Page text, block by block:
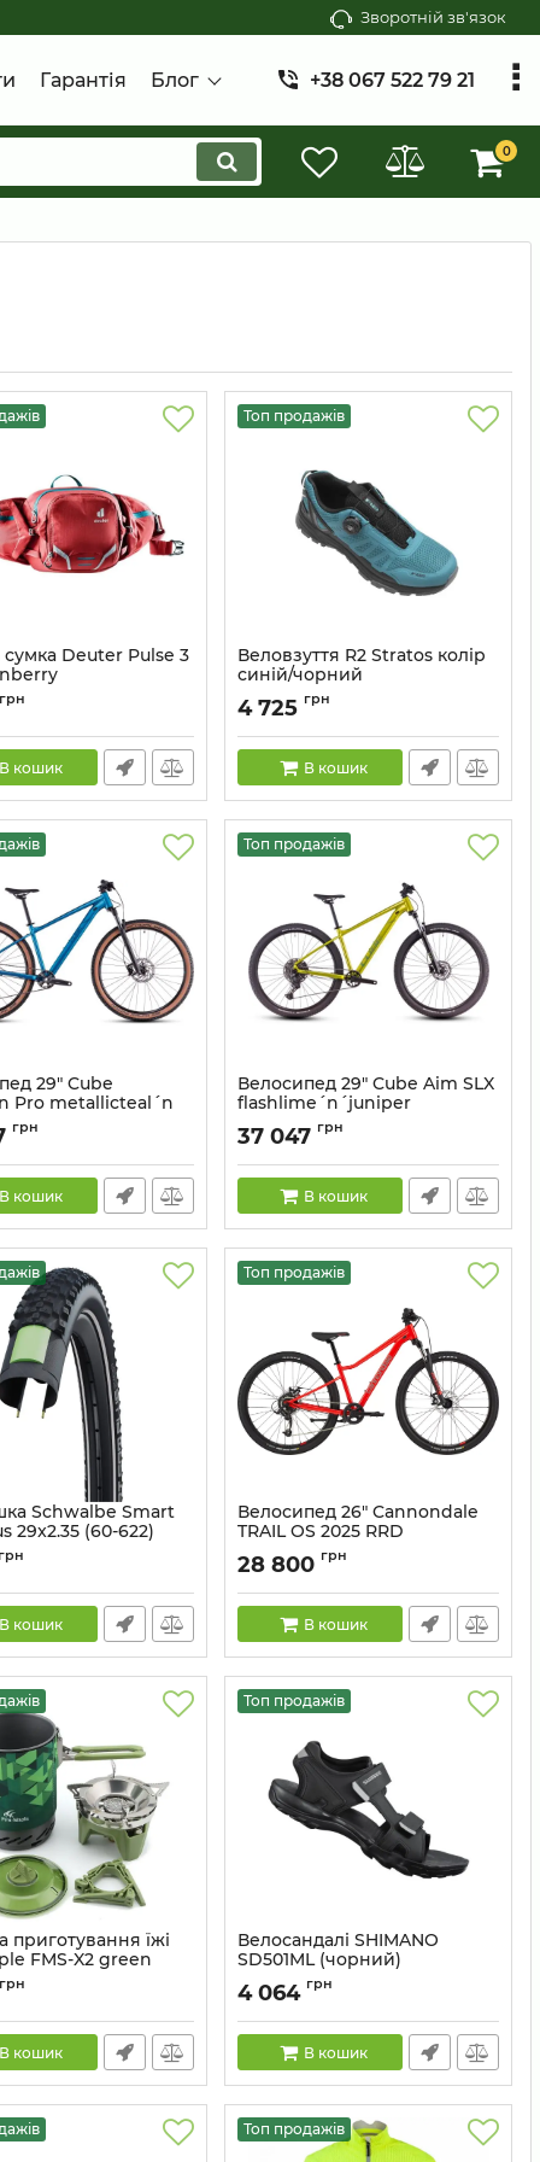
Зворотній зв'язок
Гарантія Блог +38 067 522 79 21
0
Deuter Pulse 3
39103215000
грн
В кошик
Топ продажів
Веловзуття R2 Stratos колір
синій/чорний
Артикул: ATSH09D/40
4 725 грн
В кошик
29" Cube
Pro metallicteal´n
XL
грн
В кошик
Топ продажів
Велосипед 29" Cube Aim SLX
flashlime´n´juniper
Артикул: 841210-L
37 047 грн
В кошик
Schwalbe Smart
29x2.35 (60-622)
GreenGuard,
DD, ADDIX, B/B
грн
В кошик
Топ продажів
Велосипед 26" Cannondale
TRAIL OS 2025 RRD
Артикул: SKE-00-35
28 800 грн
В кошик
приготування їжі
FMS-X2 green
106545
грн
В кошик
Топ продажів
Велосандалі SHIMANO
SD501ML (чорний)
Артикул: ESHSD501MCL01S43000
4 064 грн
В кошик
Топ продажів